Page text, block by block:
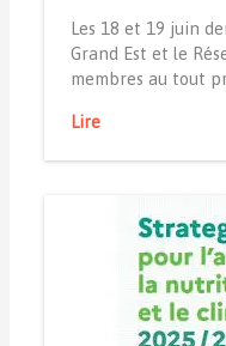
Les 18 et 19 juin
Grand Est et le
membres au tout
Lire